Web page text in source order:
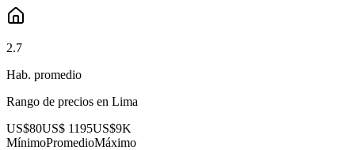
2.7
Hab. promedio
Rango de precios en Lima
US$80US$ 1195US$9K
MínimoPromedioMáximo